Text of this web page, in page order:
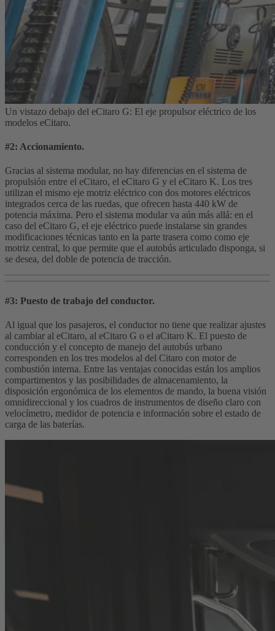
Un vistazo debajo del eCitaro G: El eje propulsor eléctrico de los
modelos eCitaro.
#2: Accionamiento.
Gracias al sistema modular, no hay diferencias en el sistema de
propulsión entre el eCitaro, el eCitaro G y el eCitaro K. Los tres
utilizan el mismo eje motriz eléctrico con dos motores eléctricos
integrados cerca de las ruedas, que ofrecen hasta 440 kW de
potencia máxima. Pero el sistema modular va aún más allá: en el
caso del eCitaro G, el eje eléctrico puede instalarse sin grandes
modificaciones técnicas tanto en la parte trasera como como eje
motriz central, lo que permite que el autobús articulado disponga, si
se desea, del doble de potencia de tracción.
#3: Puesto de trabajo del conductor.
Al igual que los pasajeros, el conductor no tiene que realizar ajustes
al cambiar al eCitaro, al eCitaro G o el aCitaro K. El puesto de
conducción y el concepto de manejo del autobús urbano
corresponden en los tres modelos al del Citaro con motor de
combustión interna. Entre las ventajas conocidas están los amplios
compartimentos y las posibilidades de almacenamiento, la
disposición ergonómica de los elementos de mando, la buena visión
omnidireccional y los cuadros de instrumentos de diseño claro con
velocímetro, medidor de potencia e información sobre el estado de
carga de las baterías.